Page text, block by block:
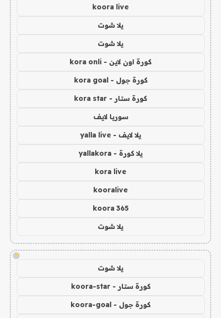
koora live
يلا شوت
يلا شوت
كورة اون لاين - kora onli
كورة جول - kora goal
كورة ستار - kora star
سوريا لايف
يلا لايف - yalla live
يلا كورة - yallakora
kora live
kooralive
koora 365
يلا شوت
!
يلا شوت
كورة ستار - koora-star
كورة جول - koora-goal